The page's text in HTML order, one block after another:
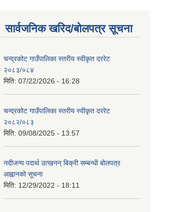
सार्वजनिक खरिद/बोलपत्र सूचना
चन्द्रकोट गाउँपालिका स्तरीय स्वीकृत दररेट
२०८३/०८४
मिति: 07/22/2026 - 16:28
चन्द्रकोट गाउँपालिका स्तरीय स्वीकृत दररेट
२०८२/०८३
मिति: 09/08/2025 - 13:57
नदीजन्य पदार्थ उत्खनन् बिक्री सम्बन्धी बोलपत्र
आह्वानको सूचना
मिति: 12/29/2022 - 18:11